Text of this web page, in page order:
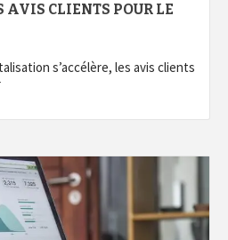
AVIS CLIENTS POUR LE
s’accélère, les avis clients